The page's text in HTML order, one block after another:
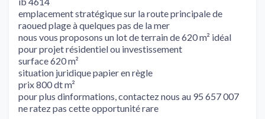
emplacement stratégique sur la route principale de
raoued plage à quelques pas de la mer
nous vous proposons un lot de terrain de 620 m² idéal
pour projet résidentiel ou investissement
surface 620 m²
situation juridique papier en règle
prix 800 dt m²
pour plus dinformations, contactez nous au 95 657 007
ne ratez pas cette opportunité rare